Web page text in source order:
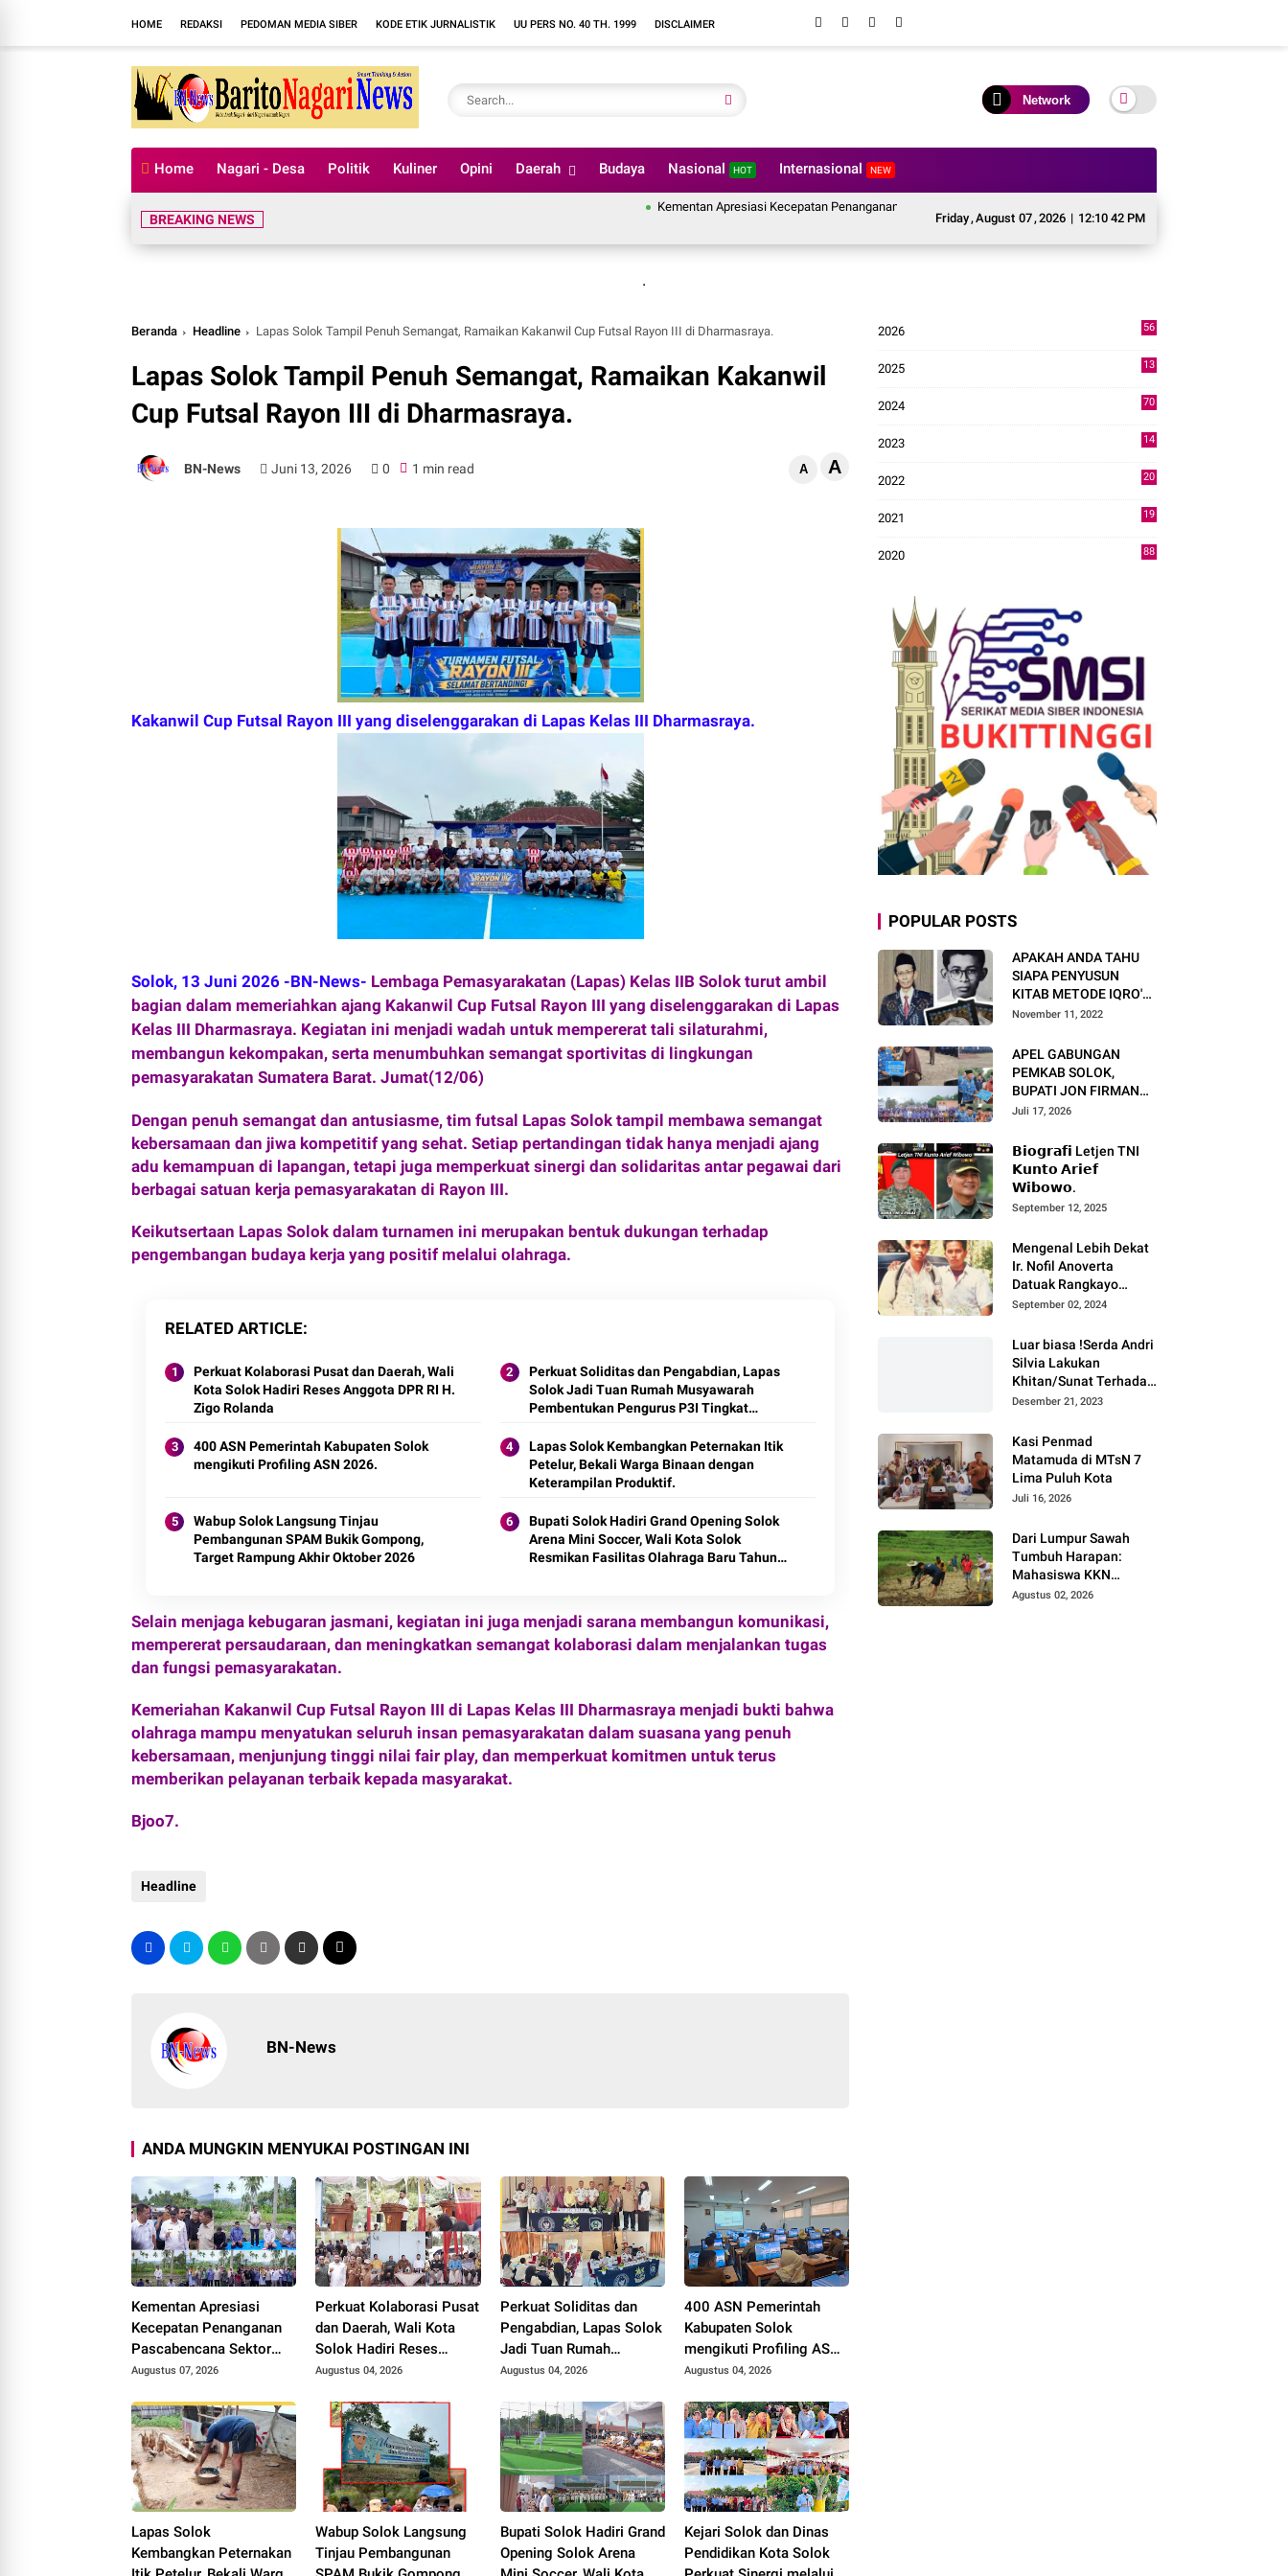
HOME REDAKSI PEDOMAN MEDIA SIBER KODE ETIK JURNALISTIK UU PERS NO. 40 TH. 1999 DISCLAIMER
Network
Home Nagari - Desa Politik Kuliner Opini Daerah Budaya Nasional HOT Internasional NEW
Friday,August 07,2026 | 12:10 43 PM
BREAKING NEWS
Kementan Apresiasi Kecepatan Penanganan Pascabencana Sektor Pertanian Kabupaten Solok, Alokasi Bantuan Irigasi
.
Beranda Headline Lapas Solok Tampil Penuh Semangat, Ramaikan Kakanwil Cup Futsal Rayon III di Dharmasraya.
Lapas Solok Tampil Penuh Semangat, Ramaikan Kakanwil
Cup Futsal Rayon III di Dharmasraya.
BN-News Juni 13, 2026 0 1 min read A A
Kakanwil Cup Futsal Rayon III yang diselenggarakan di Lapas Kelas III Dharmasraya.
Solok, 13 Juni 2026 -BN-News- Lembaga Pemasyarakatan (Lapas) Kelas IIB Solok turut ambil
bagian dalam memeriahkan ajang Kakanwil Cup Futsal Rayon III yang diselenggarakan di Lapas
Kelas III Dharmasraya. Kegiatan ini menjadi wadah untuk mempererat tali silaturahmi,
membangun kekompakan, serta menumbuhkan semangat sportivitas di lingkungan
pemasyarakatan Sumatera Barat. Jumat(12/06)
Dengan penuh semangat dan antusiasme, tim futsal Lapas Solok tampil membawa semangat
kebersamaan dan jiwa kompetitif yang sehat. Setiap pertandingan tidak hanya menjadi ajang
adu kemampuan di lapangan, tetapi juga memperkuat sinergi dan solidaritas antar pegawai dari
berbagai satuan kerja pemasyarakatan di Rayon III.
Keikutsertaan Lapas Solok dalam turnamen ini merupakan bentuk dukungan terhadap
pengembangan budaya kerja yang positif melalui olahraga.
RELATED ARTICLE
Perkuat Kolaborasi Pusat dan Daerah, Wali
Kota Solok Hadiri Reses Anggota DPR RI H.
Zigo Rolanda
Perkuat Soliditas dan Pengabdian, Lapas
Solok Jadi Tuan Rumah Musyawarah
Pembentukan Pengurus P3I Tingkat
400 ASN Pemerintah Kabupaten Solok
mengikuti Profiling ASN 2026.
Lapas Solok Kembangkan Peternakan Itik
Petelur, Bekali Warga Binaan dengan
Keterampilan Produktif.
Wabup Solok Langsung Tinjau
Pembangunan SPAM Bukik Gompong,
Target Rampung Akhir Oktober 2026
Bupati Solok Hadiri Grand Opening Solok
Arena Mini Soccer, Wali Kota Solok
Resmikan Fasilitas Olahraga Baru Tahun
Selain menjaga kebugaran jasmani, kegiatan ini juga menjadi sarana membangun komunikasi,
mempererat persaudaraan, dan meningkatkan semangat kolaborasi dalam menjalankan tugas
dan fungsi pemasyarakatan.
Kemeriahan Kakanwil Cup Futsal Rayon III di Lapas Kelas III Dharmasraya menjadi bukti bahwa
olahraga mampu menyatukan seluruh insan pemasyarakatan dalam suasana yang penuh
kebersamaan, menjunjung tinggi nilai fair play, dan memperkuat komitmen untuk terus
memberikan pelayanan terbaik kepada masyarakat.
Bjoo7.
Headline
BN-News
ANDA MUNGKIN MENYUKAI POSTINGAN INI
Kementan Apresiasi
Kecepatan Penanganan
Pascabencana Sektor
Pertanian Kabupaten
Irigasi Naik dari 13
Menjadi 74 Unit.
Augustus 07, 2026
Perkuat Kolaborasi Pusat
dan Daerah, Wali Kota
Solok Hadiri Reses
Anggota DPR RI H. Zigo
Augustus 04, 2026
Perkuat Soliditas dan
Pengabdian, Lapas Solok
Jadi Tuan Rumah
Musyawarah
P3I Tingkat Daerah.
Augustus 04, 2026
400 ASN Pemerintah
Kabupaten Solok
mengikuti Profiling ASN
2026.
Augustus 04, 2026
Lapas Solok
Kembangkan Peternakan
Wabup Solok Langsung
Tinjau Pembangunan
Bupati Solok Hadiri Grand
Opening Solok Arena
Kejari Solok dan Dinas
Pendidikan Kota Solok
2026
56
2025
13
2024
70
2023
14
2022
20
2021
19
2020
88
POPULAR POSTS
APAKAH ANDA TAHU
SIAPA PENYUSUN
KITAB METODE IQRO'?
INI BIOGRAFI KH. AS'AD
November 11, 2022
APEL GABUNGAN
PEMKAB SOLOK,
BUPATI JON FIRMAN
PANDU TEKANKAN ASN
DAN PELAYANAN
MASYARAKAT.
Juli 17, 2026
𝗕𝗶𝗼𝗴𝗿𝗮𝗳𝗶 Letjen TNI
𝗞𝘂𝗻𝘁𝗼 𝗔𝗿𝗶𝗲𝗳
𝗪𝗶𝗯𝗼𝘄𝗼.
September 12, 2025
Mengenal Lebih Dekat
Ir. Nofil Anoverta
Datuak Rangkayo
Batuah Cawako
September 02, 2024
Luar biasa !Serda Andri
Silvia Lakukan
Khitan/Sunat Terhadap
Anak Warga Binaannya
Desember 21, 2023
Kasi Penmad
Matamuda di MTsN 7
Lima Puluh Kota
Juli 16, 2026
Dari Lumpur Sawah
Tumbuh Harapan:
Mahasiswa KKN
Universitas Andalas
Agustus 02, 2026